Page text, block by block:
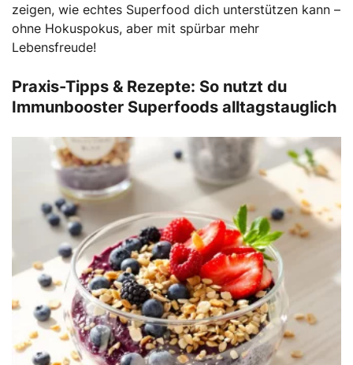
zeigen, wie echtes Superfood dich unterstützen kann –
ohne Hokuspokus, aber mit spürbar mehr
Lebensfreude!
Praxis-Tipps & Rezepte: So nutzt du
Immunbooster Superfoods alltagstauglich